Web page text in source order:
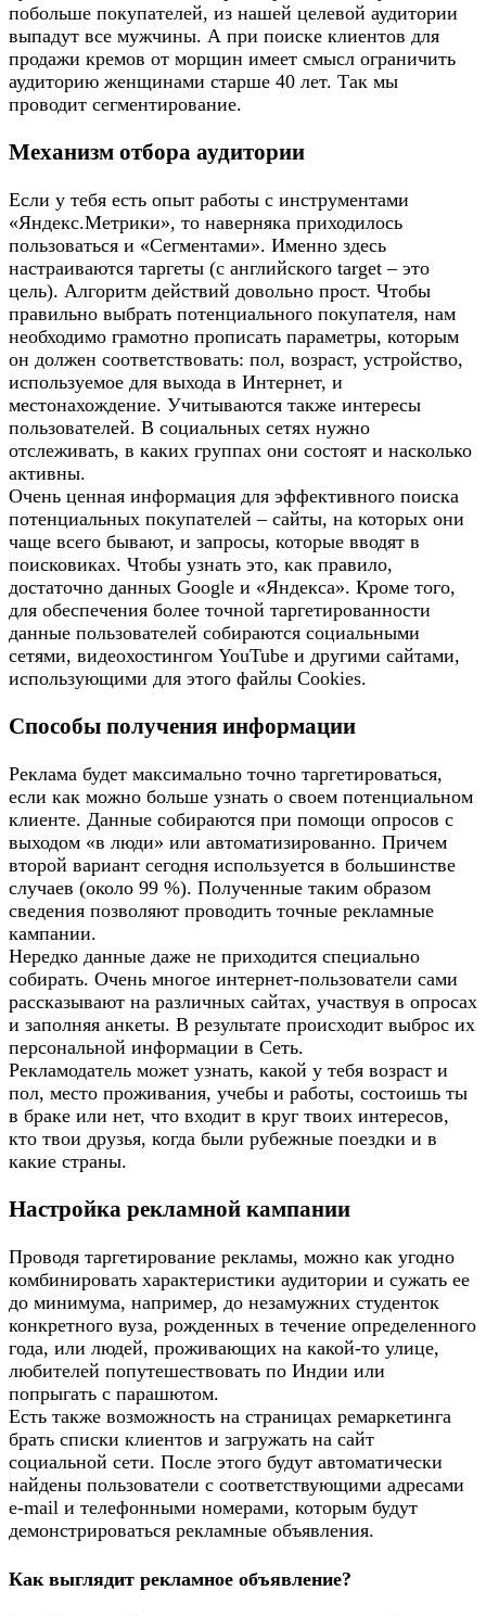
побольше покупателей, из нашей целевой аудитории
выпадут все мужчины. А при поиске клиентов для
продажи кремов от морщин имеет смысл ограничить
аудиторию женщинами старше 40 лет. Так мы
проводит сегментирование.
Механизм отбора аудитории
Если у тебя есть опыт работы с инструментами
«Яндекс.Метрики», то наверняка приходилось
пользоваться и «Сегментами». Именно здесь
настраиваются таргеты (с английского target – это
цель). Алгоритм действий довольно прост. Чтобы
правильно выбрать потенциального покупателя, нам
необходимо грамотно прописать параметры, которым
он должен соответствовать: пол, возраст, устройство,
используемое для выхода в Интернет, и
местонахождение. Учитываются также интересы
пользователей. В социальных сетях нужно
отслеживать, в каких группах они состоят и насколько
активны.
Очень ценная информация для эффективного поиска
потенциальных покупателей – сайты, на которых они
чаще всего бывают, и запросы, которые вводят в
поисковиках. Чтобы узнать это, как правило,
достаточно данных Google и «Яндекса». Кроме того,
для обеспечения более точной таргетированности
данные пользователей собираются социальными
сетями, видеохостингом YouTube и другими сайтами,
использующими для этого файлы Cookies.
Способы получения информации
Реклама будет максимально точно таргетироваться,
если как можно больше узнать о своем потенциальном
клиенте. Данные собираются при помощи опросов с
выходом «в люди» или автоматизированно. Причем
второй вариант сегодня используется в большинстве
случаев (около 99 %). Полученные таким образом
сведения позволяют проводить точные рекламные
кампании.
Нередко данные даже не приходится специально
собирать. Очень многое интернет-пользователи сами
рассказывают на различных сайтах, участвуя в опросах
и заполняя анкеты. В результате происходит выброс их
персональной информации в Сеть.
Рекламодатель может узнать, какой у тебя возраст и
пол, место проживания, учебы и работы, состоишь ты
в браке или нет, что входит в круг твоих интересов,
кто твои друзья, когда были рубежные поездки и в
какие страны.
Настройка рекламной кампании
Проводя таргетирование рекламы, можно как угодно
комбинировать характеристики аудитории и сужать ее
до минимума, например, до незамужних студенток
конкретного вуза, рожденных в течение определенного
года, или людей, проживающих на какой-то улице,
любителей попутешествовать по Индии или
попрыгать с парашютом.
Есть также возможность на страницах ремаркетинга
брать списки клиентов и загружать на сайт
социальной сети. После этого будут автоматически
найдены пользователи с соответствующими адресами
e-mail и телефонными номерами, которым будут
демонстрироваться рекламные объявления.
Как выглядит рекламное объявление?